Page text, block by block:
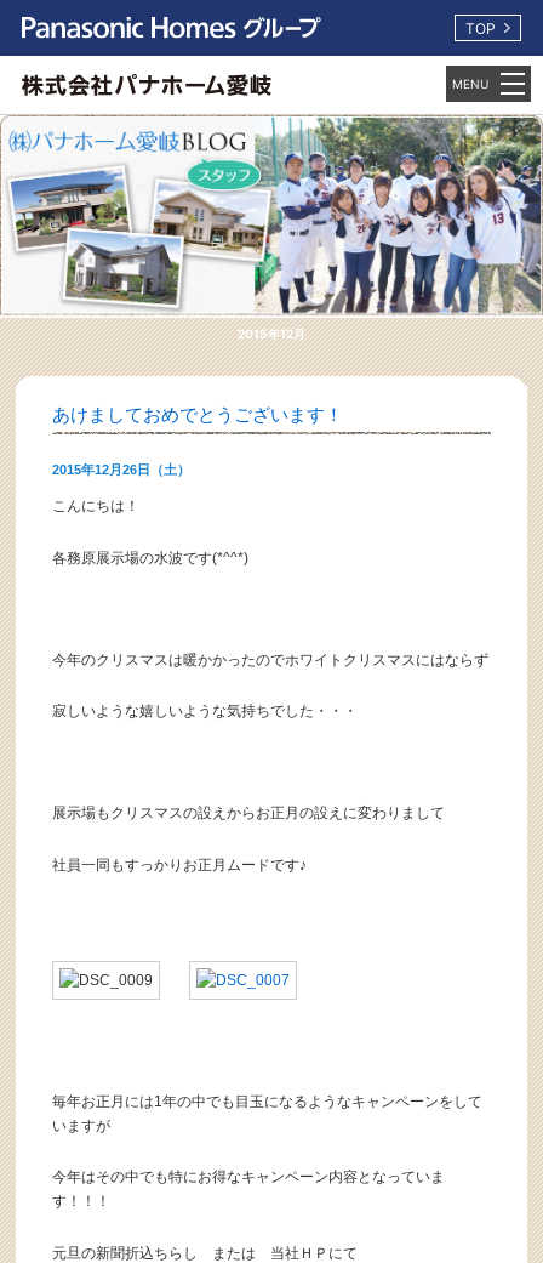
TOP
2015年12月
あけましておめでとうございます！
2015年12月26日（土）
こんにちは！
各務原展示場の水波です(*^^*)
今年のクリスマスは暖かかったのでホワイトクリスマスにはならず
寂しいような嬉しいような気持ちでした・・・
展示場もクリスマスの設えからお正月の設えに変わりまして
社員一同もすっかりお正月ムードです♪
毎年お正月には1年の中でも目玉になるようなキャンペーンをして
いますが
今年はその中でも特にお得なキャンペーン内容となっていま
す！！！
元旦の新聞折込ちらし または 当社ＨＰにて